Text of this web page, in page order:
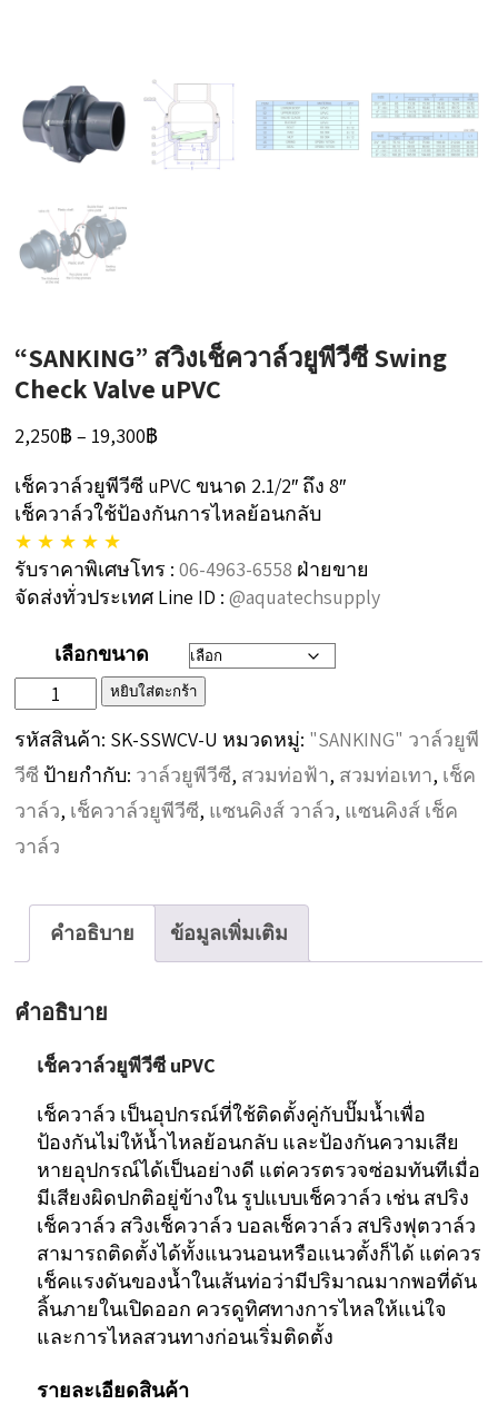
“SANKING” สวิงเช็ควาล์วยูพีวีซี Swing
Check Valve uPVC
2,250฿– 19,300฿Price
2,250฿
through
เช็ควาล์วยูพีวีซี uPVC ขนาด 2.1/2″ ถึง 8″
เช็ควาล์วใช้ป้องกันการไหลย้อนกลับ
★ ★ ★ ★ ★
รับราคาพิเศษโทร :06-4963-6558 ฝ่ายขาย
จัดส่งทั่วประเทศ Line ID :@aquatechsupply
เลือกขนาด
จำนวน
"SANKING"
สวิง
เช็ค
วาล์ว
Check
Valve
ชิ้น
หยิบใส่ตะกร้า
รหัสสินค้า: SK-SSWCV-U หมวดหมู่: "SANKING" วาล์วยูพี
วีซี ป้ายกำกับ: วาล์วยูพีวีซี, สวมท่อฟ้า, สวมท่อเทา, เช็ค
วาล์ว, เช็ควาล์วยูพีวีซี, แซนคิงส์ วาล์ว, แซนคิงส์ เช็ค
วาล์ว
คำอธิบาย ข้อมูลเพิ่มเติม
คำอธิบาย
เช็ควาล์วยูพีวีซี uPVC
เช็ควาล์ว เป็นอุปกรณ์ที่ใช้ติดตั้งคู่กับปั๊มน้ำเพื่อ
ป้องกันไม่ให้น้ำไหลย้อนกลับ และป้องกันความเสีย
หายอุปกรณ์ได้เป็นอย่างดี แต่ควรตรวจซ่อมทันทีเมื่อ
มีเสียงผิดปกติอยู่ข้างใน รูปแบบเช็ควาล์ว เช่น สปริง
เช็ควาล์ว สวิงเช็ควาล์ว บอลเช็ควาล์ว สปริงฟุตวาล์ว
สามารถติดตั้งได้ทั้งแนวนอนหรือแนวตั้งก็ได้ แต่ควร
เช็คแรงดันของน้ำในเส้นท่อว่ามีปริมาณมากพอที่ดัน
ลิ้นภายในเปิดออก ควรดูทิศทางการไหลให้แน่ใจ
และการไหลสวนทางก่อนเริ่มติดตั้ง
รายละเอียดสินค้า